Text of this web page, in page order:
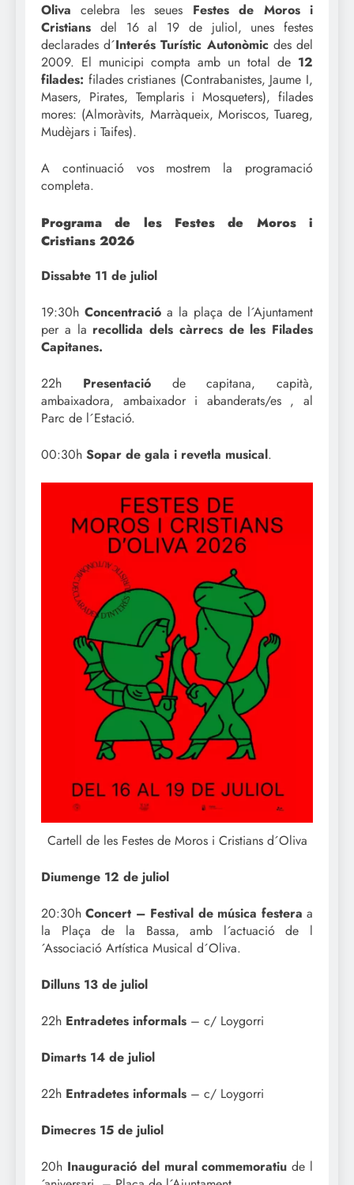
Oliva celebra les seues Festes de Moros i
Cristians del 16 al 19 de juliol, unes festes
declarades d´Interés Turístic Autonòmic des del
2009. El municipi compta amb un total de 12
filades: filades cristianes (Contrabanistes, Jaume I,
Masers, Pirates, Templaris i Mosqueters), filades
mores: (Almoràvits, Marràqueix, Moriscos, Tuareg,
Mudèjars i Taifes).
A continuació vos mostrem la programació
completa.
Programa de les Festes de Moros i
Cristians 2026
Dissabte 11 de juliol
19:30h Concentració a la plaça de l´Ajuntament
per a la recollida dels càrrecs de les Filades
Capitanes.
22h Presentacióde capitana, capità,
ambaixadora, ambaixador i abanderats/es , al
Parc de l´Estació.
00:30h Sopar de gala i revetla musical.
Cartell de les Festes de Moros i Cristians d´Oliva
Diumenge 12 de juliol
20:30hConcert – Festival de música festera a
la Plaça de la Bassa, amb l´actuació de l
´Associació Artística Musical d´Oliva.
Dilluns 13 de juliol
22h Entradetes informals – c/ Loygorri
Dimarts 14 de juliol
22h Entradetes informals – c/ Loygorri
Dimecres 15 de juliol
20h Inauguració del mural commemoratiu de l